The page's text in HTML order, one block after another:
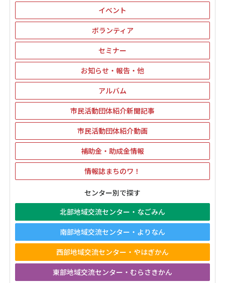
イベント
ボランティア
セミナー
お知らせ・報告・他
アルバム
市民活動団体紹介新聞記事
市民活動団体紹介動画
補助金・助成金情報
情報誌まちのワ！
センター別で探す
北部地域交流センター・なごみん
南部地域交流センター・よりなん
西部地域交流センター・やはぎかん
東部地域交流センター・むらさきかん